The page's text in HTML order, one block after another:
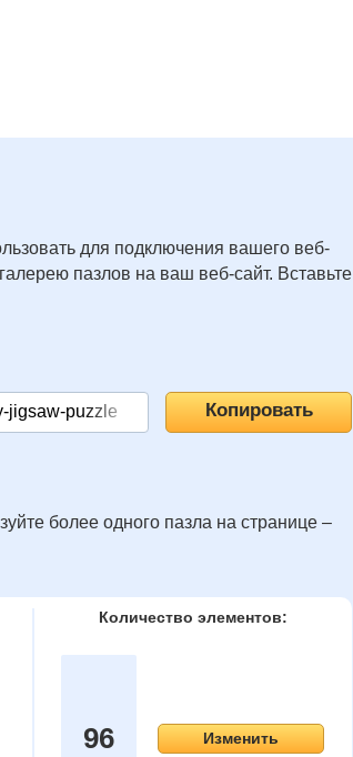
для подключения вашего веб-
пазлов на ваш веб-сайт. Вставьте
более одного пазла на странице –
Количество элементов:
96 Изменить